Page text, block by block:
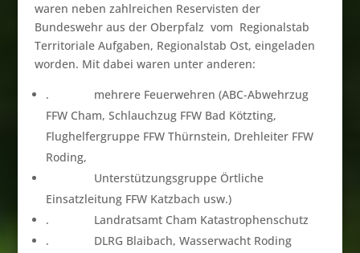
waren neben zahlreichen Reservisten der
Bundeswehr aus der Oberpfalz vom Regionalstab
Territoriale Aufgaben, Regionalstab Ost, eingeladen
worden. Mit dabei waren unter anderen:
. mehrere Feuerwehren (ABC-Abwehrzug
FFW Cham, Schlauchzug FFW Bad Kötzting,
Flughelfergruppe FFW Thürnstein, Drehleiter FFW
Roding,
Unterstützungsgruppe Örtliche
Einsatzleitung FFW Katzbach usw.)
. Landratsamt Cham Katastrophenschutz
. DLRG Blaibach, Wasserwacht Roding